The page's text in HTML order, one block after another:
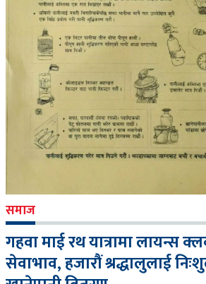
समाज
गहवा माई रथ यात्रामा लायन्स
सेवाभाव, हजारौं श्रद्धालुलाई